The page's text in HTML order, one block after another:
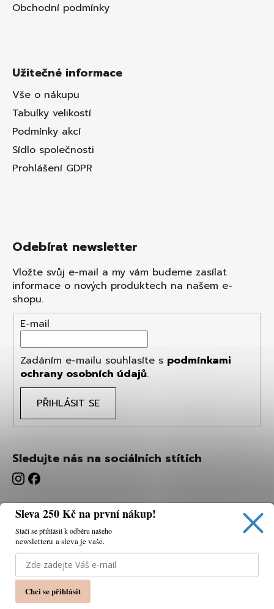
Používáme cookies, abychom vám umožnili pohodlné
prohlížení webu a díky analýze webu neustále zlepšovat
jeho funkce, výkon a použitelnost.
Obchodní podmínky
Užitečné informace
Vše o nákupu
Tabulky velikostí
Podmínky akcí
Sídlo společnosti
Prohlášení GDPR
Odebírat newsletter
Vložte svůj e-mail a my vám budeme zasílat
informace o nových produktech na našem e-
shopu.
E-mail
Zadáním e-mailu souhlasíte s podmínkami
ochrany osobních údajů.
PŘIHLÁSIT SE
Sledujte nás na sociálních stítích
Sleva 250 Kč na první nákup!
Stačí se přihlásit k odběru našeho
newsletteru a sleva je vaše.
Chci se přihlásit